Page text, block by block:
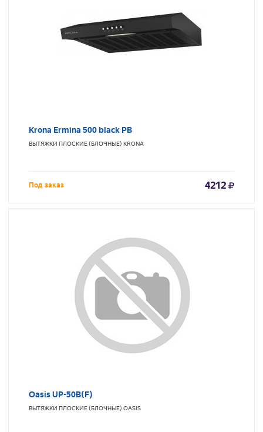
Krona Ermina 500 black PB
ВЫТЯЖКИ ПЛОСКИЕ (БЛОЧНЫЕ) KRONA
Под заказ 4212
Oasis UP-50B(F)
ВЫТЯЖКИ ПЛОСКИЕ (БЛОЧНЫЕ) OASIS